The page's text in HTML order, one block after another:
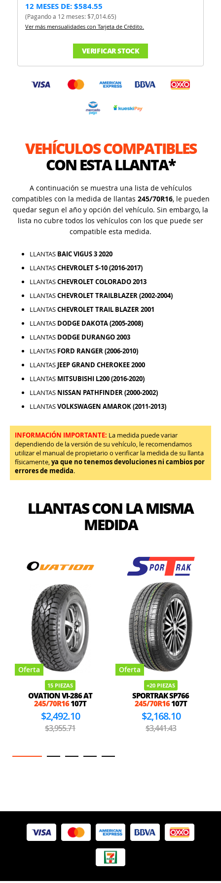
12 MESES DE: $584.55
(Pagando a 12 meses: $7,014.65)
Ver más mensualidades con Tarjeta de Crédito.
VERIFICAR STOCK
VEHÍCULOS COMPATIBLES
CON ESTA LLANTA*
A continuación se muestra una lista de vehículos
compatibles con la medida de llantas 245/70R16, le pueden
quedar segun el año y opción del vehículo. Sin embargo, la
lista no cubre todos los vehículos con los que puede ser
compatible esta medida.
LLANTAS BAIC VIGUS 3 2020
LLANTASCHEVROLET S-10 (2016-2017)
LLANTASCHEVROLET COLORADO 2013
LLANTASCHEVROLET TRAILBLAZER (2002-2004)
LLANTASCHEVROLET TRAIL BLAZER 2001
LLANTAS DODGE DAKOTA (2005-2008)
LLANTAS DODGE DURANGO 2003
LLANTAS FORD RANGER (2006-2010)
LLANTAS JEEP GRAND CHEROKEE 2000
LLANTAS MITSUBISHI L200 (2016-2020)
LLANTAS NISSAN PATHFINDER (2000-2002)
LLANTASVOLKSWAGEN AMAROK (2011-2013)
INFORMACIÓN IMPORTANTE: La medida puede variar
dependiendo de la versión de su vehículo, le recomendamos
utilizar el manual de propietario o verificar la medida de su llanta
físicamente,ya que no tenemos devoluciones ni cambios por
errores de medida.
LLANTAS CON LA MISMA
MEDIDA
Oferta
15 PIEZAS
OVATION VI-286 AT
245/70R16107T
$2,492.10
$3,955.71
Oferta
+20 PIEZAS
SPORTRAK SP766
245/70R16107T
$2,168.10
$3,441.43